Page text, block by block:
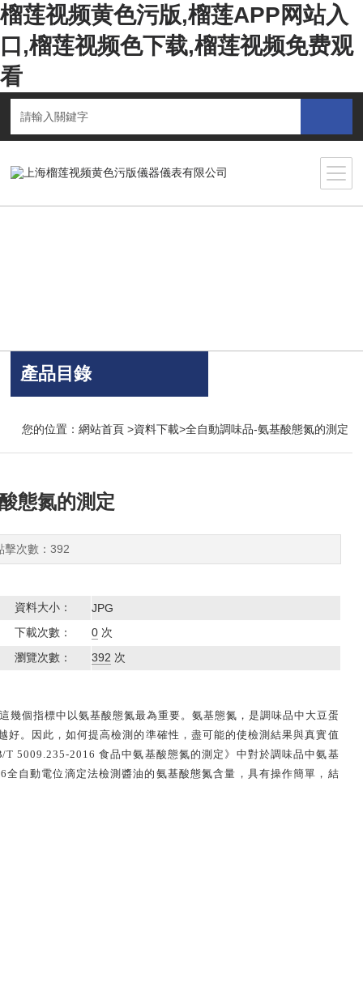
榴莲视频黄色污版,榴莲APP网站入
口,榴莲视频色下载,榴莲视频免费观
看
產品目錄
您的位置： 網站首頁>資料下載>全自動調味品-氨基酸態氮的測定
態氮的測定
次數：392
資料大小：
JPG
下載次數：
0次
瀏覽次數：
392 次
幾個指標中以氨基酸態氮最為重要。氨基態氮，是調味品中大豆蛋
。因此，如何提高檢測的準確性，盡可能的使檢測結果與真實值
/T 5009.235-2016食品中氨基酸態氮的測定》中對於調味品中氨基
全自動 電位滴定法檢測醬油的氨基酸態氮含量，具有操作簡單，結